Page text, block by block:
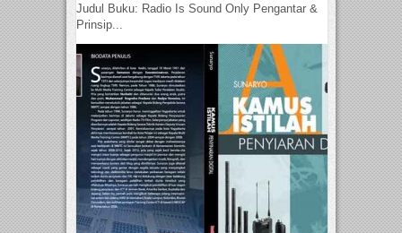
Judul Buku: Radio Is Sound Only Pengantar &
Prinsip...